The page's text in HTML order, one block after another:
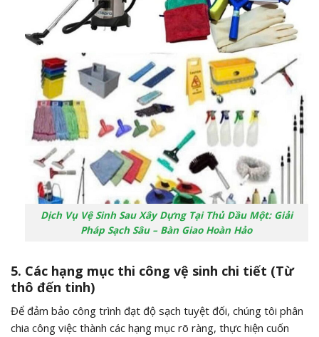
Dịch Vụ Vệ Sinh Sau Xây Dựng Tại Thủ Dầu Một: Giải
Pháp Sạch Sâu – Bàn Giao Hoàn Hảo
5. Các hạng mục thi công vệ sinh chi tiết (Từ
thô đến tinh)
Để đảm bảo công trình đạt độ sạch tuyệt đối, chúng tôi phân
chia công việc thành các hạng mục rõ ràng, thực hiện cuốn